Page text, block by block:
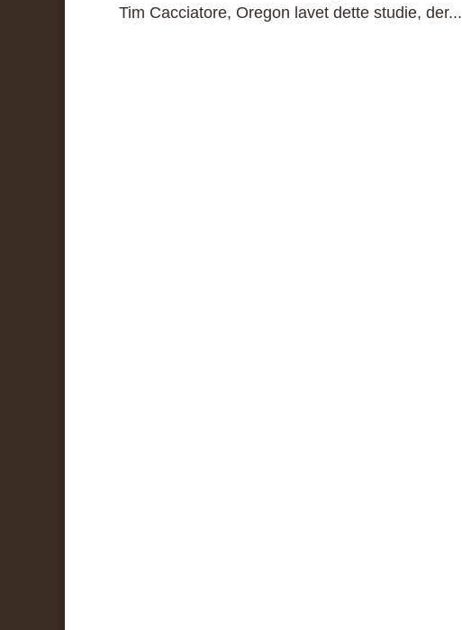
Tim Cacciatore, Oregon lavet dette studie, der...